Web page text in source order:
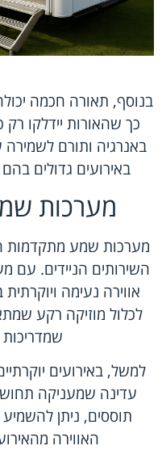
בנוסף, תאורה חכמה
כך שהאורות יידלקו
באנרגיה ותורם לשמירה
באירועים גדולים
מערכות
מערכות שמע מתקדמות
השירותים הניידים. עם
אווירה נעימה
לכלול מוזיקה רקע
למשל, באירועים
עדינה שמעניקה
תוססים, ניתן
האווירה